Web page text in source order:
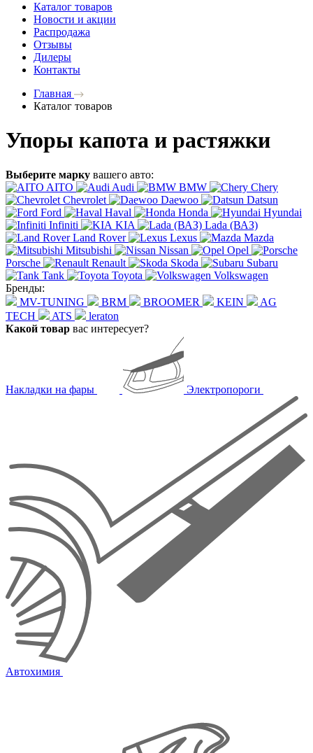
Каталог товаров
Новости и акции
Распродажа
Отзывы
Дилеры
Контакты
Главная
Каталог товаров
Упоры капота и растяжки
Выберите марку вашего авто:
AITO
Audi BMW
Chery
Chevrolet
Daewoo
Datsun
Ford
Haval Honda
Hyundai
Infiniti
KIA
Lada (ВАЗ)
Land Rover
Lexus
Mazda
Mitsubishi
Nissan
Opel
Porsche
Renault Skoda
Subaru
Tank
Toyota
Volkswagen
Бренды:
MV-TUNING
BRM BROOMER KEIN
AG
TECH
ATS
leraton
Какой товар вас интересует?
Накладки на фары Электропороги
Автохимия